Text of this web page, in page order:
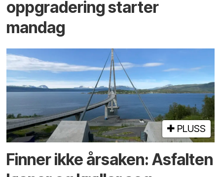
oppgradering starter
mandag
PLUSS
Finner ikke årsaken: Asfalten